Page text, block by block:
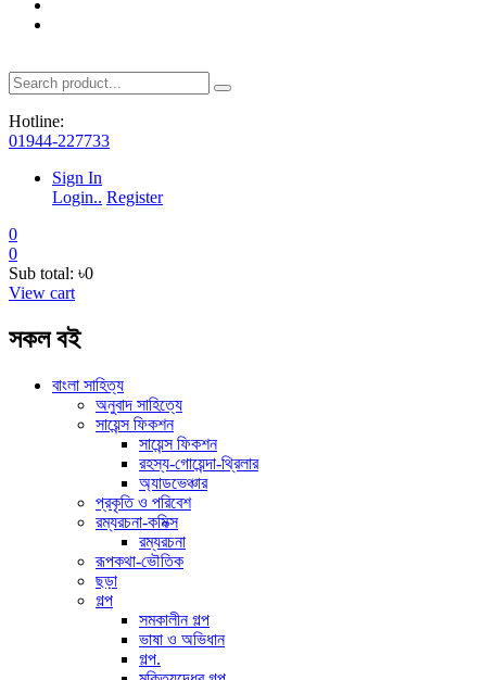
Hotline:
01944-227733
Sign In
Login.. Register
0
0
Sub total: ৳0
View cart
সকল বই
বাংলা সাহিত্য
অনুবাদ সাহিত্যে
সায়েন্স ফিকশন
সায়েন্স ফিকশন
রহস্য-গোয়েন্দা-থ্রিলার
অ্যাডভেঞ্চার
প্রকৃতি ও পরিবেশ
রম্যরচনা-কমিক্স
রম্যরচনা
রূপকথা-ভৌতিক
ছড়া
গল্প
সমকালীন গল্প
ভাষা ও অভিধান
গল্প.